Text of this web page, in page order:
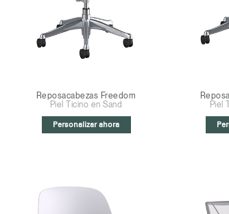
Reposacabezas Freedom
Piel Ticino en Sand
Personalizar ahora
Piel